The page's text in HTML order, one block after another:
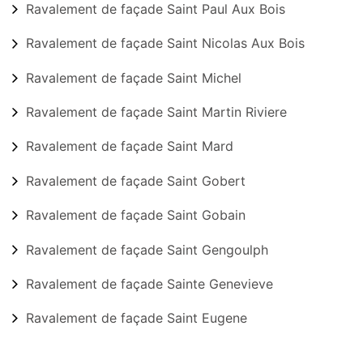
Ravalement de façade Saint Paul Aux Bois
Ravalement de façade Saint Nicolas Aux Bois
Ravalement de façade Saint Michel
Ravalement de façade Saint Martin Riviere
Ravalement de façade Saint Mard
Ravalement de façade Saint Gobert
Ravalement de façade Saint Gobain
Ravalement de façade Saint Gengoulph
Ravalement de façade Sainte Genevieve
Ravalement de façade Saint Eugene